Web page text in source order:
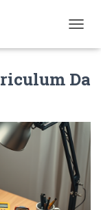
O
G
L
G
A
T
I
Da